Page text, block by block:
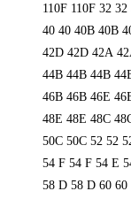
110F 110F 32 32
40 40 40B 40B
42D 42D 42А
44В 44В 44В
46В 46В 46Е
48Е 48Е 48С
50С 50С 52 52
54 F 54 F 54 Е
58 D 58 D 60 60